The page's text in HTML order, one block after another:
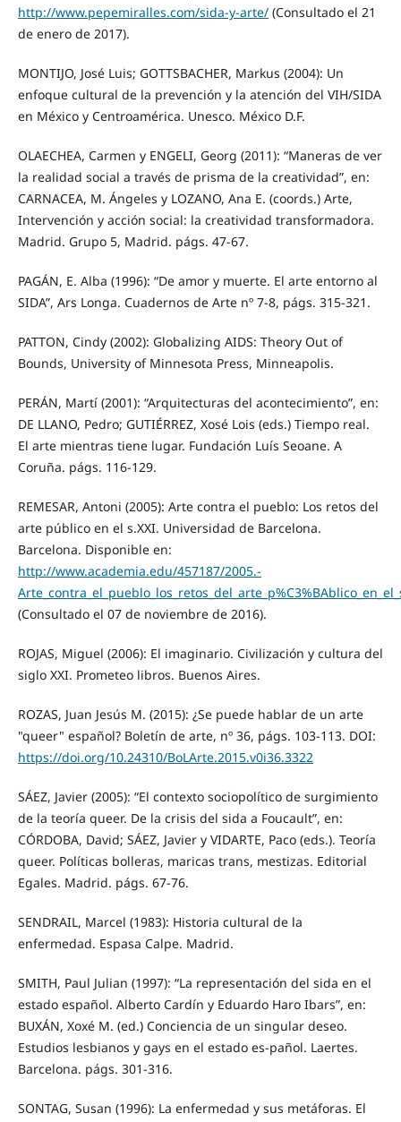
http://www.pepemiralles.com/sida-y-arte/(Consultado el 21
de enero de 2017).
MONTIJO, José Luis; GOTTSBACHER, Markus (2004): Un
enfoque cultural de la prevención y la atención del VIH/SIDA
en México y Centroamérica. Unesco. México D.F.
OLAECHEA, Carmen y ENGELI, Georg (2011): “Maneras de ver
la realidad social a través de prisma de la creatividad”, en:
CARNACEA, M. Ángeles y LOZANO, Ana E. (coords.) Arte,
Intervención y acción social: la creatividad transformadora.
Madrid. Grupo 5, Madrid. págs. 47-67.
PAGÁN, E. Alba (1996): “De amor y muerte. El arte entorno al
SIDA”, Ars Longa. Cuadernos de Arte nº 7-8, págs. 315-321.
PATTON, Cindy (2002): Globalizing AIDS: Theory Out of
Bounds, University of Minnesota Press, Minneapolis.
PERÁN, Martí (2001): “Arquitecturas del acontecimiento”, en:
DE LLANO, Pedro; GUTIÉRREZ, Xosé Lois (eds.) Tiempo real.
El arte mientras tiene lugar. Fundación Luís Seoane. A
Coruña. págs. 116-129.
REMESAR, Antoni (2005): Arte contra el pueblo: Los retos del
arte público en el s.XXI. Universidad de Barcelona.
Barcelona. Disponible en:
http://www.academia.edu/457187/2005.-
(Consultado el 07 de noviembre de 2016).
ROJAS, Miguel (2006): El imaginario. Civilización y cultura del
siglo XXI. Prometeo libros. Buenos Aires.
ROZAS, Juan Jesús M. (2015): ¿Se puede hablar de un arte
"queer" español? Boletín de arte, nº 36, págs. 103-113. DOI:
https://doi.org/10.24310/BoLArte.2015.v0i36.3322
SÁEZ, Javier (2005): “El contexto sociopolítico de surgimiento
de la teoría queer. De la crisis del sida a Foucault”, en:
CÓRDOBA, David; SÁEZ, Javier y VIDARTE, Paco (eds.). Teoría
queer. Políticas bolleras, maricas trans, mestizas. Editorial
Egales. Madrid. págs. 67-76.
SENDRAIL, Marcel (1983): Historia cultural de la
enfermedad. Espasa Calpe. Madrid.
SMITH, Paul Julian (1997): “La representación del sida en el
estado español. Alberto Cardín y Eduardo Haro Ibars”, en:
BUXÁN, Xoxé M. (ed.) Conciencia de un singular deseo.
Estudios lesbianos y gays en el estado es-pañol. Laertes.
Barcelona. págs. 301-316.
SONTAG, Susan (1996): La enfermedad y sus metáforas. El